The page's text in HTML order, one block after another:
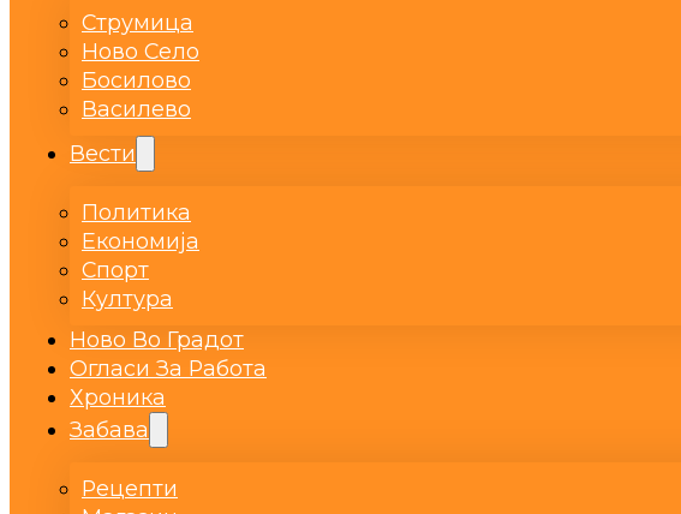
Струмица
Ново Село
Босилово
Василево
Вести
Политика
Економија
Спорт
Култура
Ново Во Градот
Огласи За Работа
Хроника
Забава
Рецепти